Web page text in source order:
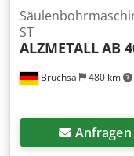
Bruchsal 480 km
ST
ALZMETALLAB
Anfragen